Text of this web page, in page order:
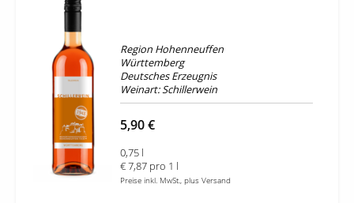
Region Hohenneuffen
Württemberg
Deutsches Erzeugnis
Weinart: Schillerwein
5,90 €
0,75 l
€ 7,87 pro 1 l
Preise inkl. MwSt., plus Versand